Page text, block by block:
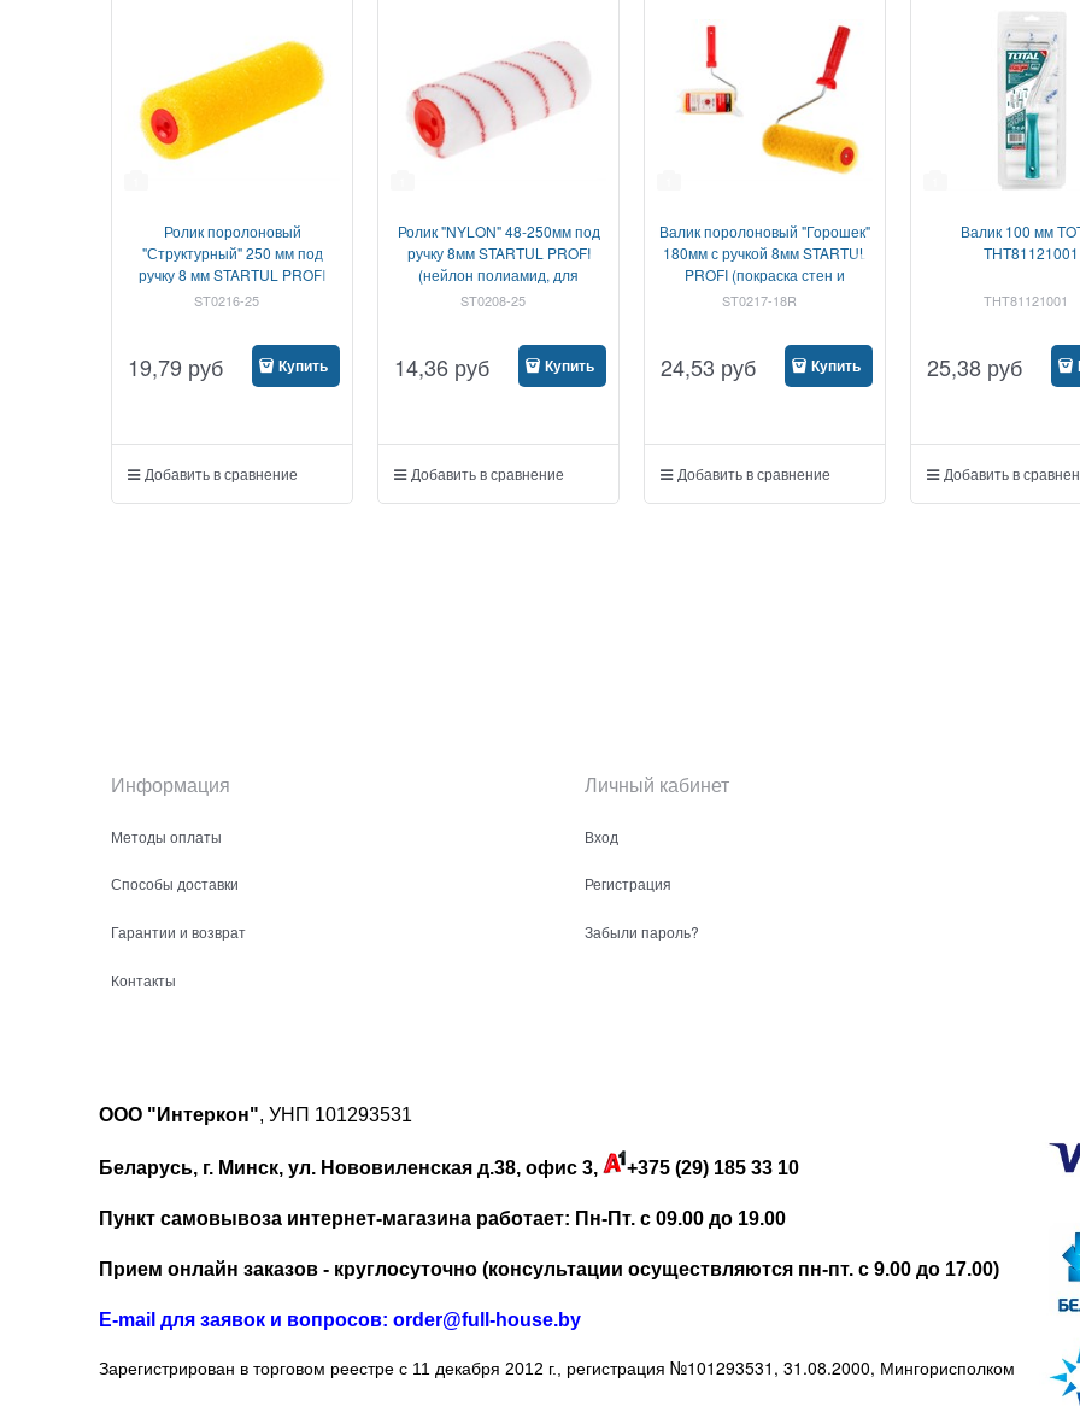
Ролик поролоновый
"Структурный" 250 мм под
ручку 8 мм STARTUL PROFI
(шероховатый, поролон
ST0216-25
19,79 руб Купить
Добавить в сравнение
Ролик "NYLON" 48-250мм под
ручку 8мм STARTUL PROFI
(нейлон полиамид, для
водорастворимых и
ST0208-25
14,36 руб Купить
Добавить в сравнение
Валик поролоновый "Горошек"
180мм с ручкой 8мм STARTUL
PROFI (покраска стен и
фасадов, поролон, грубая
ST0217-18R
24,53 руб Купить
Добавить в сравнение
Валик 100 мм
THT81121001
THT81121001
25,38 руб
Добавить в
Информация
Методы оплаты
Способы доставки
Гарантии и возврат
Контакты
Личный кабинет
Вход
Регистрация
Забыли пароль?
ООО "Интеркон", УНП 101293531
Беларусь, г. Минск, ул. Нововиленская д.38, офис 3, +375 (29) 185 33 10
Пункт самовывоза интернет-магазина работает: Пн-Пт. с 09.00 до 19.00
Прием онлайн заказов - круглосуточно (консультации осуществляются пн-пт. с 9.00 до 17.00)
Е-mail для заявок и вопросов: order@full-house.by
Зарегистрирован в торговом реестре с 11 декабря 2012 г., регистрация №101293531, 31.08.2000, Мингорисполком